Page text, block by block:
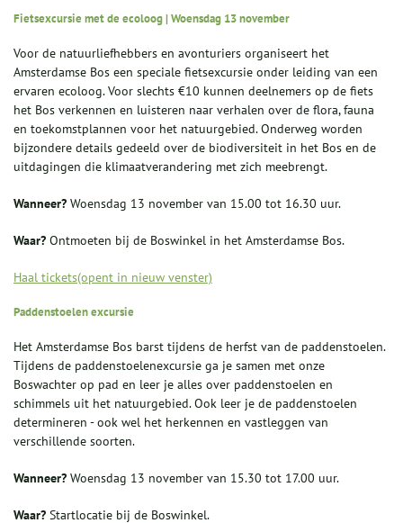
Fietsexcursie met de ecoloog | Woensdag 13 november
Voor de natuurliefhebbers en avonturiers organiseert het
Amsterdamse Bos een speciale fietsexcursie onder leiding van een
ervaren ecoloog. Voor slechts €10 kunnen deelnemers op de fiets
het Bos verkennen en luisteren naar verhalen over de flora, fauna
en toekomstplannen voor het natuurgebied. Onderweg worden
bijzondere details gedeeld over de biodiversiteit in het Bos en de
uitdagingen die klimaatverandering met zich meebrengt.
Wanneer? Woensdag 13 november van 15.00 tot 16.30 uur.
Waar? Ontmoeten bij de Boswinkel in het Amsterdamse Bos.
Haal tickets(opent in nieuw venster)
Paddenstoelen excursie
Het Amsterdamse Bos barst tijdens de herfst van de paddenstoelen.
Tijdens de paddenstoelenexcursie ga je samen met onze
Boswachter op pad en leer je alles over paddenstoelen en
schimmels uit het natuurgebied. Ook leer je de paddenstoelen
determineren - ook wel het herkennen en vastleggen van
verschillende soorten.
Wanneer? Woensdag 13 november van 15.30 tot 17.00 uur.
Waar? Startlocatie bij de Boswinkel.